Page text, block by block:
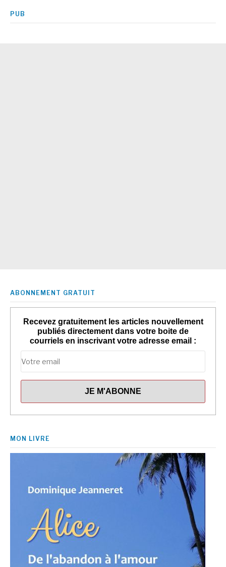
PUB
ABONNEMENT GRATUIT
Recevez gratuitement les articles nouvellement
publiés directement dans votre boite de
courriels en inscrivant votre adresse email :
MON LIVRE